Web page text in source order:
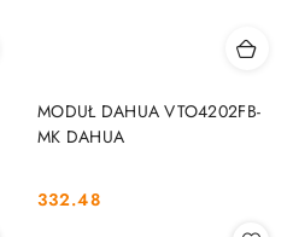
MODUŁ DAHUA VTO4202FB-
MK DAHUA
Cena:
332.48